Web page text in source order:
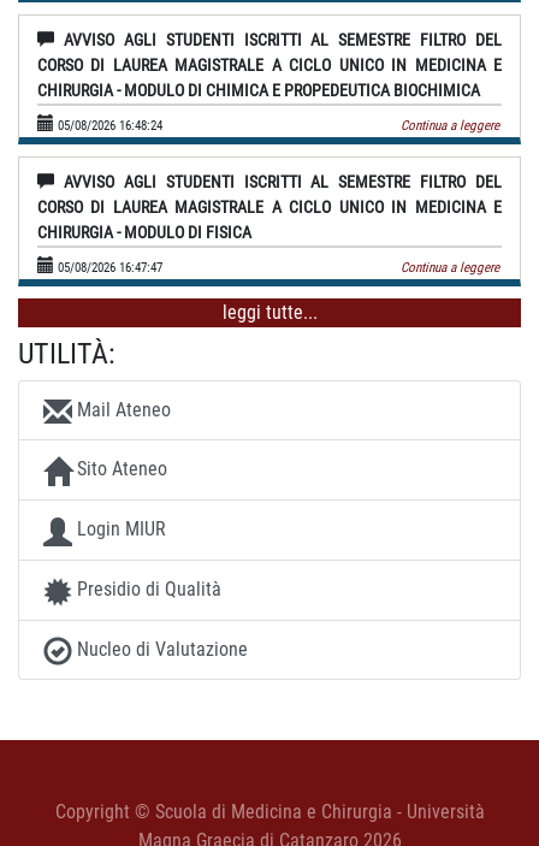
AVVISO AGLI STUDENTI ISCRITTI AL SEMESTRE FILTRO DEL
CORSO DI LAUREA MAGISTRALE A CICLO UNICO IN MEDICINA E
CHIRURGIA - MODULO DI CHIMICA E PROPEDEUTICA BIOCHIMICA
05/08/2026 16:48:24 Continua a leggere
AVVISO AGLI STUDENTI ISCRITTI AL SEMESTRE FILTRO DEL
CORSO DI LAUREA MAGISTRALE A CICLO UNICO IN MEDICINA E
CHIRURGIA - MODULO DI FISICA
05/08/2026 16:47:47 Continua a leggere
leggi tutte...
UTILITÀ:
Mail Ateneo
Sito Ateneo
Login MIUR
Presidio di Qualità
Nucleo di Valutazione
Copyright © Scuola di Medicina e Chirurgia - Università
Magna Graecia di Catanzaro 2026